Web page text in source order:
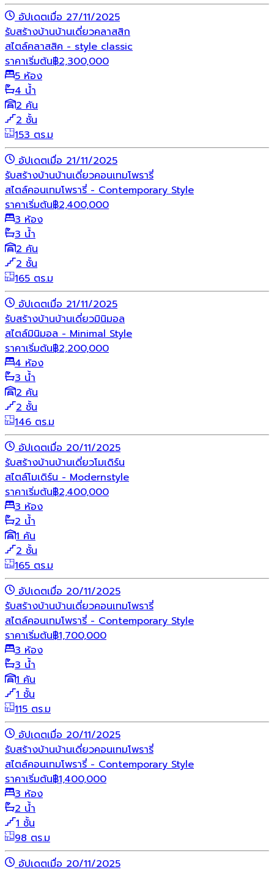
อัปเดตเมื่อ 27/11/2025
รับสร้างบ้านบ้านเดี่ยวคลาสสิก
สไตล์คลาสสิค - style classic
ราคาเริ่มต้น฿2,300,000
5 ห้อง
4 น้ำ
2 คัน
2 ชั้น
153 ตร.ม
อัปเดตเมื่อ 21/11/2025
รับสร้างบ้านบ้านเดี่ยวคอนเทมโพรารี่
สไตล์คอนเทมโพรารี่ - Contemporary Style
ราคาเริ่มต้น฿2,400,000
3 ห้อง
3 น้ำ
2 คัน
2 ชั้น
165 ตร.ม
อัปเดตเมื่อ 21/11/2025
รับสร้างบ้านบ้านเดี่ยวมินิมอล
สไตล์มินิมอล - Minimal Style
ราคาเริ่มต้น฿2,200,000
4 ห้อง
3 น้ำ
2 คัน
2 ชั้น
146 ตร.ม
อัปเดตเมื่อ 20/11/2025
รับสร้างบ้านบ้านเดี่ยวโมเดิร์น
สไตล์โมเดิร์น - Modernstyle
ราคาเริ่มต้น฿2,400,000
3 ห้อง
2 น้ำ
1 คัน
2 ชั้น
165 ตร.ม
อัปเดตเมื่อ 20/11/2025
รับสร้างบ้านบ้านเดี่ยวคอนเทมโพรารี่
สไตล์คอนเทมโพรารี่ - Contemporary Style
ราคาเริ่มต้น฿1,700,000
3 ห้อง
3 น้ำ
1 คัน
1 ชั้น
115 ตร.ม
อัปเดตเมื่อ 20/11/2025
รับสร้างบ้านบ้านเดี่ยวคอนเทมโพรารี่
สไตล์คอนเทมโพรารี่ - Contemporary Style
ราคาเริ่มต้น฿1,400,000
3 ห้อง
2 น้ำ
1 ชั้น
98 ตร.ม
อัปเดตเมื่อ 20/11/2025